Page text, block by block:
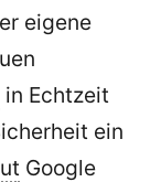
eigene
in Echtzeit
ein
Google